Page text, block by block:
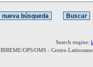
Search engine:
BIREME/OPS/OMS - Centro